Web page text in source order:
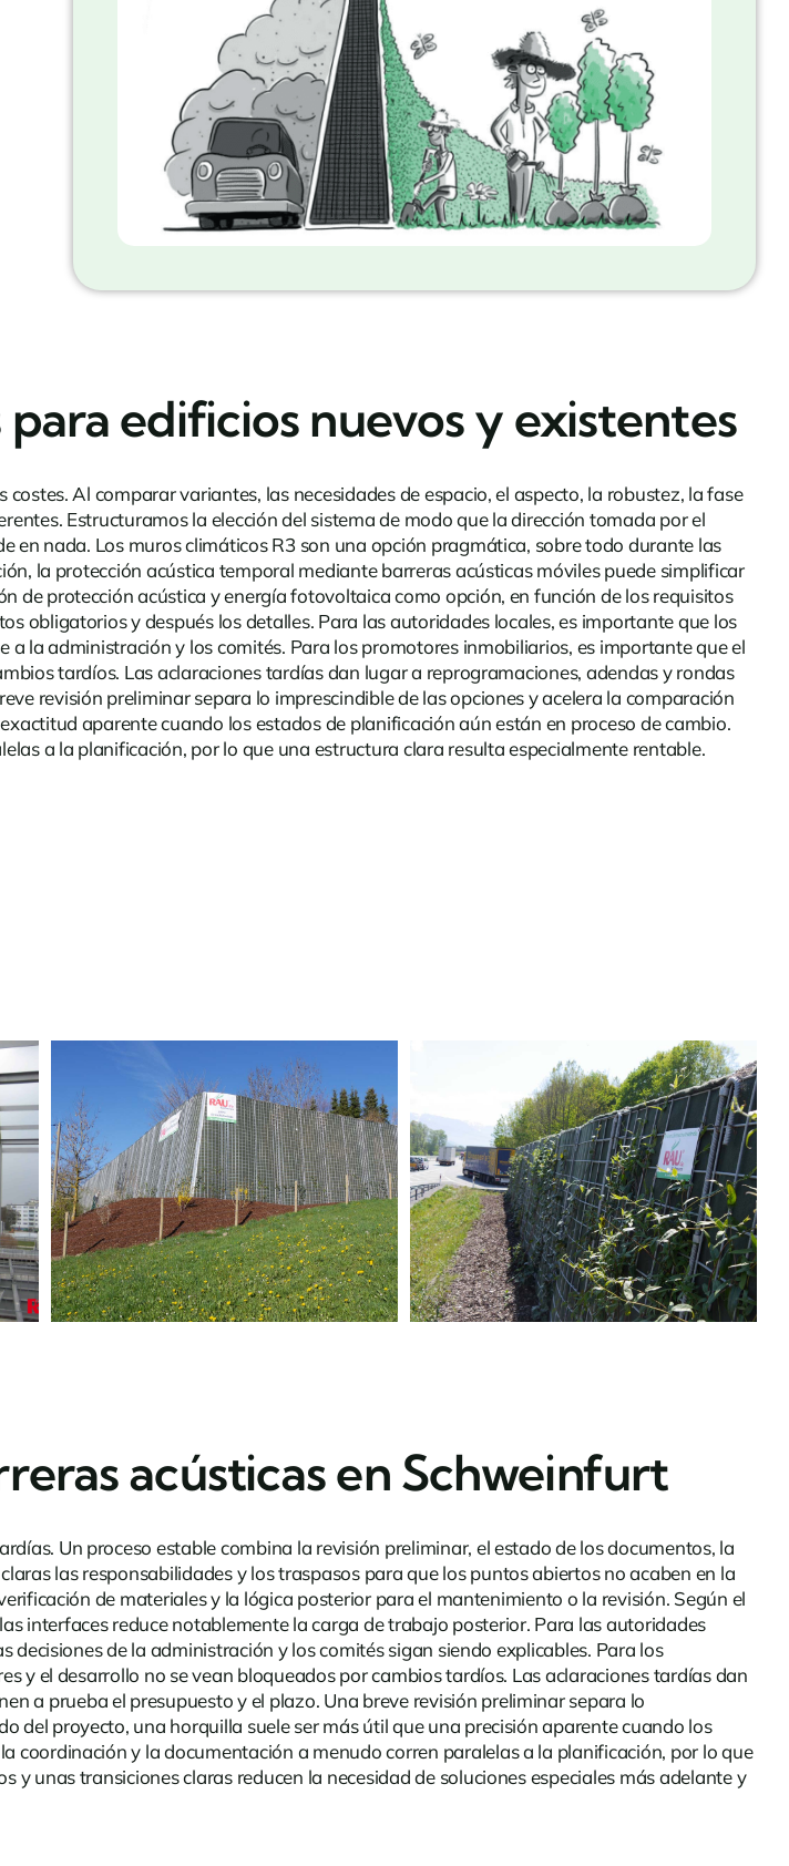
edificios nuevos y existentes
Al comparar variantes, las necesidades de espacio, el aspecto, la robustez, la fase
Estructuramos la elección del sistema de modo que la dirección tomada por el
en nada. Los muros climáticos R3 son una opción pragmática, sobre todo durante las
la protección acústica temporal mediante barreras acústicas móviles puede simplificar
de protección acústica y energía fotovoltaica como opción, en función de los requisitos
obligatorios y después los detalles. Para las autoridades locales, es importante que los
la administración y los comités. Para los promotores inmobiliarios, es importante que el
tardíos. Las aclaraciones tardías dan lugar a reprogramaciones, adendas y rondas
revisión preliminar separa lo imprescindible de las opciones y acelera la comparación
aparente cuando los estados de planificación aún están en proceso de cambio.
a la planificación, por lo que una estructura clara resulta especialmente rentable.
acústicas en Schweinfurt
Un proceso estable combina la revisión preliminar, el estado de los documentos, la
las responsabilidades y los traspasos para que los puntos abiertos no acaben en la
de materiales y la lógica posterior para el mantenimiento o la revisión. Según el
interfaces reduce notablemente la carga de trabajo posterior. Para las autoridades
de la administración y los comités sigan siendo explicables. Para los
y el desarrollo no se vean bloqueados por cambios tardíos. Las aclaraciones tardías dan
a prueba el presupuesto y el plazo. Una breve revisión preliminar separa lo
del proyecto, una horquilla suele ser más útil que una precisión aparente cuando los
coordinación y la documentación a menudo corren paralelas a la planificación, por lo que
unas transiciones claras reducen la necesidad de soluciones especiales más adelante y